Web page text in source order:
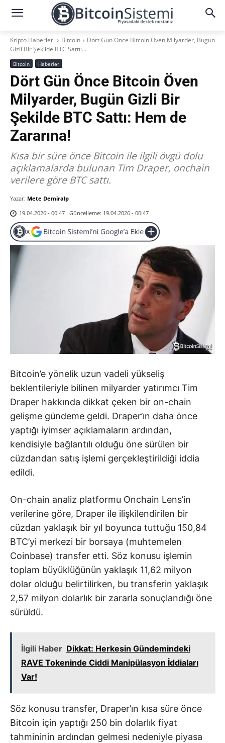
Kripto Haberleri Bitcoin
Dört Gün Önce Bitcoin Öven Milyarder, Bugün
Gizli Bir Şekilde BTC Sattı:...
Bitcoin Haberler
Dört Gün Önce Bitcoin Öven
Milyarder, Bugün Gizli Bir
Şekilde BTC Sattı: Hem de
Zararına!
Kısa bir süre önce Bitcoin ile ilgili övgü dolu
açıklamalarda bulunan Tim Draper, onchain
verilere göre BTC sattı.
Yazar: Mete Demiralp
19.04.2026 - 00:47 Güncelleme: 19.04.2026 - 00:47
Bitcoin’e yönelik uzun vadeli yükseliş
beklentileriyle bilinen milyarder yatırımcı Tim
Draper hakkında dikkat çeken bir on-chain
gelişme gündeme geldi. Draper’ın daha önce
yaptığı iyimser açıklamaların ardından,
kendisiyle bağlantılı olduğu öne sürülen bir
cüzdandan satış işlemi gerçekleştirildiği iddia
edildi.
On-chain analiz platformu Onchain Lens’in
verilerine göre, Draper ile ilişkilendirilen bir
cüzdan yaklaşık bir yıl boyunca tuttuğu 150,84
BTC’yi merkezi bir borsaya (muhtemelen
Coinbase) transfer etti. Söz konusu işlemin
toplam büyüklüğünün yaklaşık 11,62 milyon
dolar olduğu belirtilirken, bu transferin yaklaşık
2,57 milyon dolarlık bir zararla sonuçlandığı öne
sürüldü.
İlgili Haber Dikkat: Herkesin Gündemindeki
RAVE Tokeninde Ciddi Manipülasyon İddiaları
Var!
Söz konusu transfer, Draper’ın kısa süre önce
Bitcoin için yaptığı 250 bin dolarlık fiyat
tahmininin ardından gelmesi nedeniyle piyasa